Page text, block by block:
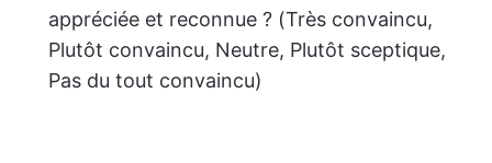
appréciée et reconnue ? (Très convaincu,
Plutôt convaincu, Neutre, Plutôt sceptique,
Pas du tout convaincu)